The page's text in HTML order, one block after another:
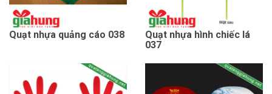
Quạt nhựa quảng cáo 038
Quạt nhựa hình chiếc lá
037